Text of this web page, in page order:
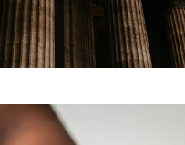
28 ФЕВРАЛЯ, 2019